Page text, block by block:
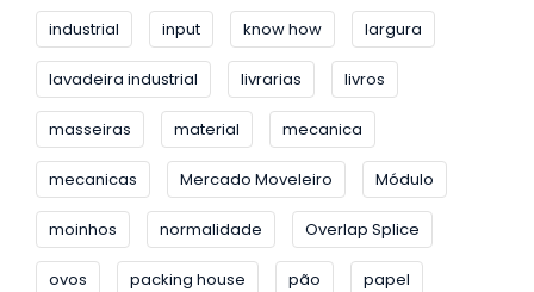
industrial input know how largura
lavadeira industrial livrarias livros
masseiras material mecanica
mecanicas Mercado Moveleiro Módulo
moinhos normalidade Overlap Splice
ovos packing house pão papel